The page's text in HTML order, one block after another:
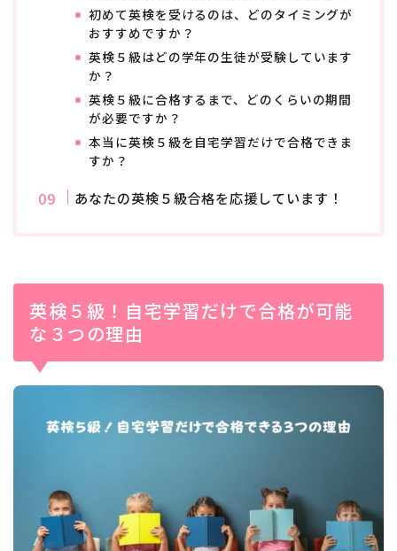
初めて英検を受けるのは、どのタイミングが
おすすめですか？
英検５級はどの学年の生徒が受験しています
か？
英検５級に合格するまで、どのくらいの期間
が必要ですか？
本当に英検５級を自宅学習だけで合格できま
すか？
あなたの英検５級合格を応援しています！
英検５級！自宅学習だけで合格が可能
な３つの理由